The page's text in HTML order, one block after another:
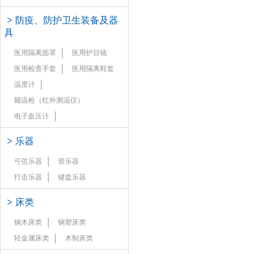
> 防疫、防护卫生装备及器
具
医用隔离面罩
医用护目镜
医用检查手套
医用隔离鞋套
温度计
额温枪（红外测温仪）
电子血压计
> 乐器
弓弦乐器
管乐器
打击乐器
键盘乐器
> 床类
钢木床类
钢塑床类
轻金属床类
木制床类